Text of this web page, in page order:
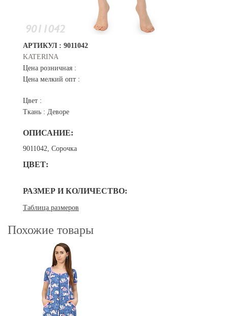
АРТИКУЛ : 9011042
KATERINA
Цена розничная :
Цена мелкий опт :
Цвет :
Ткань : Деворе
ОПИСАНИЕ:
9011042, Сорочка
ЦВЕТ:
РАЗМЕР И КОЛИЧЕСТВО:
Таблица размеров
Похожие товары